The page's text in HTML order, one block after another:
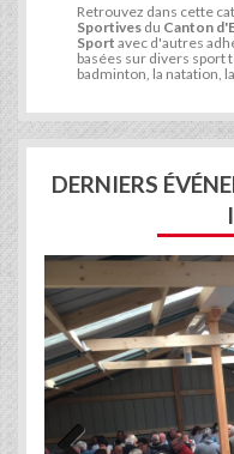
Retrouvez dans cette
Sportives du Canton
Sport avec d'autres
basées sur divers sport
badminton, la natation,
DERNIERS